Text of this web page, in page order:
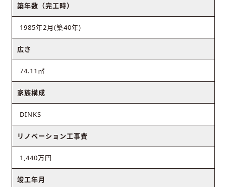
築年数（完工時）
1985年2月(築40年)
広さ
74.11㎡
家族構成
DINKS
リノベーション工事費
1,440万円
竣工年月